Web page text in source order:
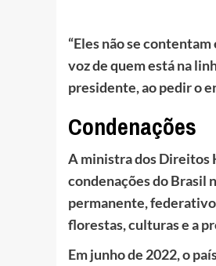
“Eles não se
voz de quem está na
presidente, ao pedir o
Condenações
A ministra dos Direitos
condenações do Brasil
permanente,
florestas, culturas e a
Em junho de 2022, o